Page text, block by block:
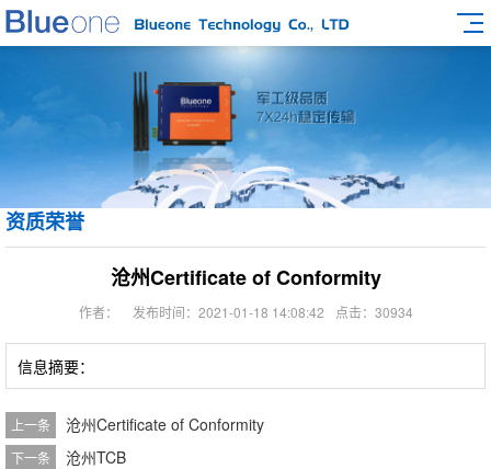
资质荣誉
沧州Certificate of Conformity
作者： 发布时间：2021-01-18 14:08:42 点击：30934
信息摘要：
上一条 沧州Certificate of Conformity
下一条 沧州TCB